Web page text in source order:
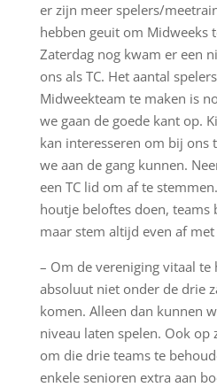
er zijn meer spelers/
hebben geuit om Midweeks
Zaterdag nog kwam er een
ons als TC. Het aantal
Midweekteam te maken is
we gaan de goede kant op.
kan interesseren om bij ons
we aan de gang kunnen.
een TC lid om af te
houtje beloftes doen, teams
maar stem altijd even af met
– Om de vereniging vitaal te
absoluut niet onder de drie
komen. Alleen dan kunnen
niveau laten spelen. Ook op
om die drie teams te
enkele senioren extra aan